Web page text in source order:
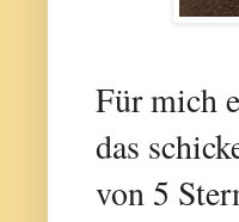
Für mich
das
von 5